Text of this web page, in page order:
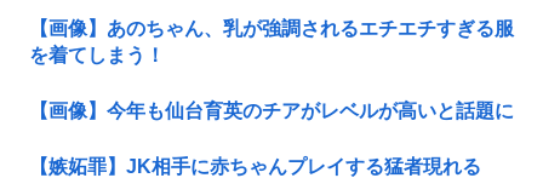
【画像】あのちゃん、乳が強調されるエチエチすぎる服
を着てしまう！
【画像】今年も仙台育英のチアがレベルが高いと話題に
【嫉妬罪】JK相手に赤ちゃんプレイする猛者現れる